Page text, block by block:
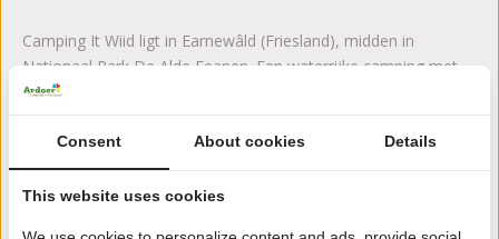
Camping It Wiid ligt in Earnewâld (Friesland), midden in
Nationaal Park De Alde Feanen. Een waterrijke camping met
watersportmogelijkheden.
Lees meerConsent About cookies Details
This website uses cookies